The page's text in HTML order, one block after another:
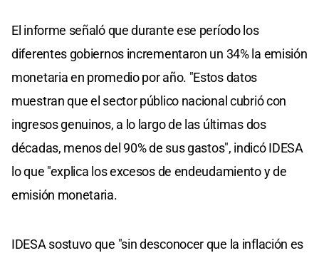
El informe señaló que durante ese período los
diferentes gobiernos incrementaron un 34% la emisión
monetaria en promedio por año. "Estos datos
muestran que el sector público nacional cubrió con
ingresos genuinos, a lo largo de las últimas dos
décadas, menos del 90% de sus gastos", indicó IDESA
lo que "explica los excesos de endeudamiento y de
emisión monetaria.
IDESA sostuvo que "sin desconocer que la inflación es